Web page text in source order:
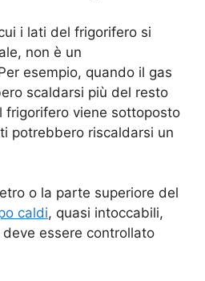
i lati del frigorifero si
non è un
esempio, quando il gas
scaldarsi più del resto
frigorifero viene sottoposto
potrebbero riscaldarsi un
o la parte superiore del
caldi, quasi intoccabili,
deve essere controllato